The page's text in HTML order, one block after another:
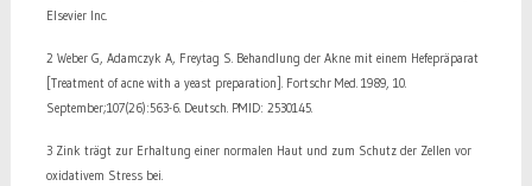
Elsevier Inc.
2 Weber G, Adamczyk A, Freytag S. Behandlung der Akne mit einem Hefepräparat
[Treatment of acne with a yeast preparation]. Fortschr Med. 1989, 10.
September;107(26):563-6. Deutsch. PMID: 2530145.
3 Zink trägt zur Erhaltung einer normalen Haut und zum Schutz der Zellen vor
oxidativem Stress bei.